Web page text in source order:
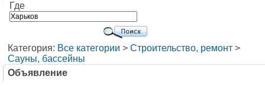
Где
Категория: Все категории > Строительство, ремонт >
Сауны, бассейны
Объявление